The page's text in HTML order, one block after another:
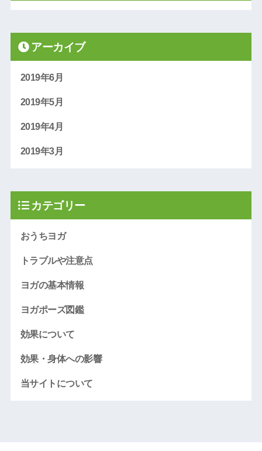
アーカイブ
2019年6月
2019年5月
2019年4月
2019年3月
カテゴリー
おうちヨガ
トラブルや注意点
ヨガの基本情報
ヨガポーズ図鑑
効果について
効果・身体への影響
当サイトについて